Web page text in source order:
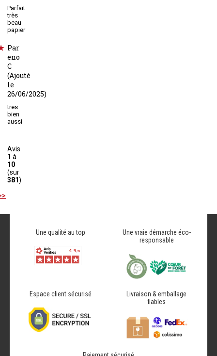
Parfait
très
beau
papier
Par
eno
C
(Ajouté
le
26/06/2025)
tres
bien
aussi
Avis
1 à
10
(sur
381)
Une qualité au top
Une vraie démarche éco-
responsable
Espace client sécurisé
Livraison & emballage
fiables